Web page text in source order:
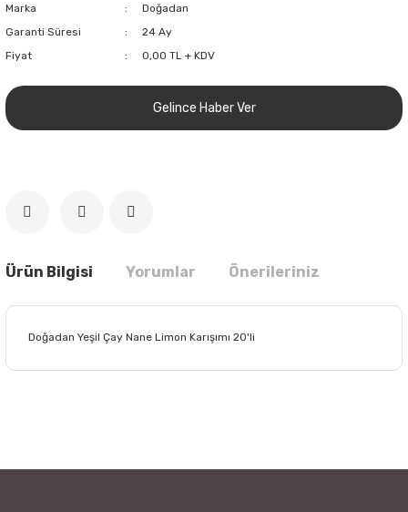
Marka
Doğadan
Garanti Süresi
24 Ay
Fiyat
0,00 TL + KDV
Gelince Haber Ver
Ürün Bilgisi Yorumlar Önerileriniz
Doğadan Yeşil Çay Nane Limon Karışımı 20'li